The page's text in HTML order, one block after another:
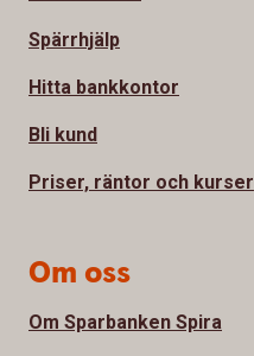
Spärrhjälp
Hitta bankkontor
Bli kund
Priser, räntor och kurser
Om oss
Om Sparbanken Spira